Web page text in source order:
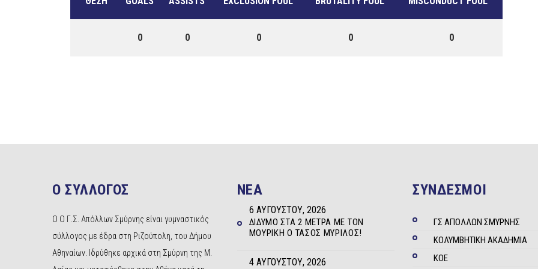
0 0 0 0 0
Ο ΣΥΛΛΟΓΟΣ
Ο Ο Γ.Σ. Απόλλων Σμύρνης είναι γυμναστικός
σύλλογος με έδρα στη Ριζούπολη, του Δήμου
Αθηναίων. Ιδρύθηκε αρχικά στη Σμύρνη της Μ.
NEA
ΔΊΔΥΜΟ ΣΤΑ 2 ΜΈΤΡΑ ΜΕ ΤΟΝ
ΜΟΥΡΊΚΗ Ο ΤΆΣΟΣ ΜΥΡΊΛΟΣ!
6 ΑΥΓΟΎΣΤΟΥ, 2026
4 ΑΥΓΟΎΣΤΟΥ, 2026
ΣΥΝΔΕΣΜΟΙ
ΓΣ ΑΠΟΛΛΩΝ ΣΜΥΡΝΗΣ
ΚΟΛΥΜΒΗΤΙΚΗ ΑΚΑΔΗΜΙΑ
ΚΟΕ